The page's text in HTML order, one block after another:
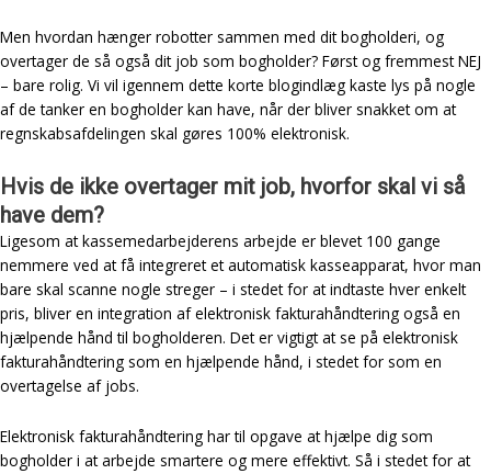
Men hvordan hænger robotter sammen med dit bogholderi, og
overtager de så også dit job som bogholder? Først og fremmest NEJ
– bare rolig. Vi vil igennem dette korte blogindlæg kaste lys på nogle
af de tanker en bogholder kan have, når der bliver snakket om at
regnskabsafdelingen skal gøres 100% elektronisk.
Hvis de ikke overtager mit job, hvorfor skal vi så
have dem?
Ligesom at kassemedarbejderens arbejde er blevet 100 gange
nemmere ved at få integreret et automatisk kasseapparat, hvor man
bare skal scanne nogle streger – i stedet for at indtaste hver enkelt
pris, bliver en integration af elektronisk fakturahåndtering også en
hjælpende hånd til bogholderen. Det er vigtigt at se på elektronisk
fakturahåndtering som en hjælpende hånd, i stedet for som en
overtagelse af jobs.
Elektronisk fakturahåndtering har til opgave at hjælpe dig som
bogholder i at arbejde smartere og mere effektivt. Så i stedet for at